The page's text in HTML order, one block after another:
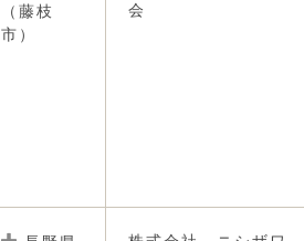
（藤枝
市）
会